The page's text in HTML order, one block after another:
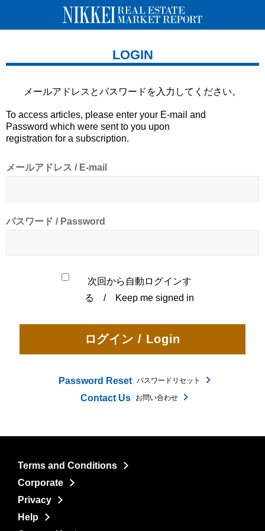
LOGIN
メールアドレスとパスワードを 入力してください。
To access articles, please enter your E-mail and
Password which were sent to you upon
registration for a subscription.
メールアドレス / E-mail
パスワード / Password
次回から自動ログインす
る / Keep me signed in
Password Reset パスワードリセット
Contact Us お問い合わせ
Terms and Conditions
Corporate
Privacy
Help